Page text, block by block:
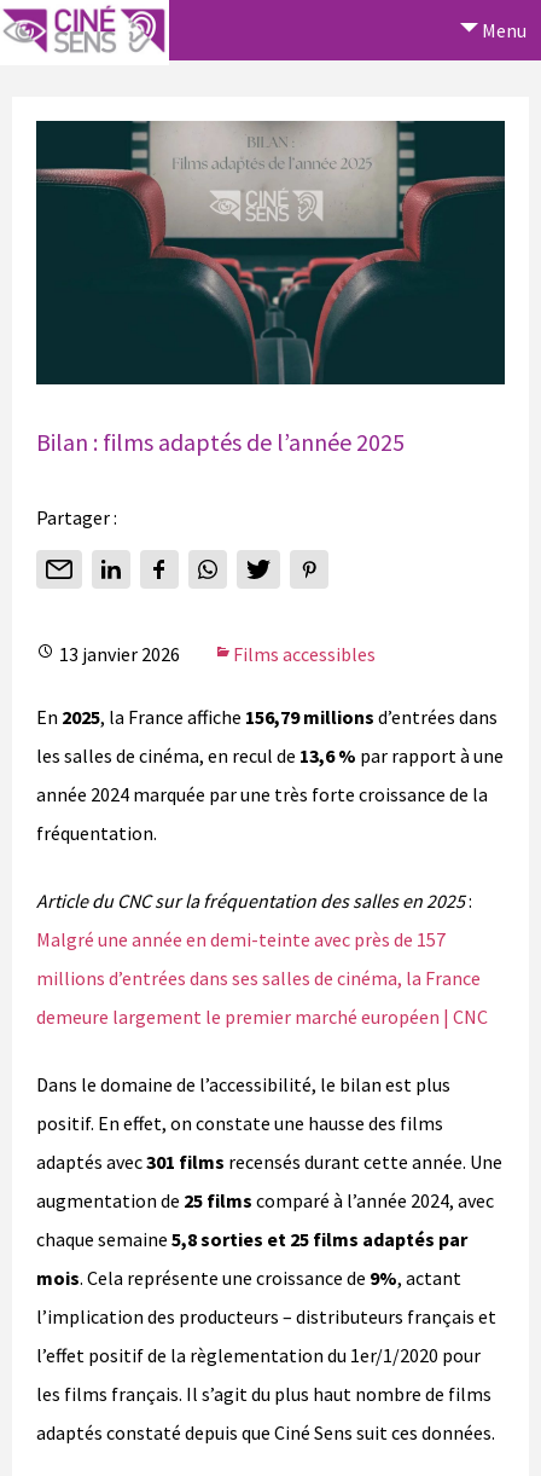
Menu
Bilan : films adaptés de l’année 2025
Partager :
13 janvier 2026 Films accessibles
En 2025, la France affiche 156,79 millions d’entrées dans
les salles de cinéma, en recul de 13,6 % par rapport à une
année 2024 marquée par une très forte croissance de la
fréquentation.
Article du CNC sur la fréquentation des salles en 2025:
Malgré une année en demi-teinte avec près de 157
millions d’entrées dans ses salles de cinéma, la France
demeure largement le premier marché européen | CNC
Dans le domaine de l’accessibilité, le bilan est plus
positif. En effet, on constate une hausse des films
adaptés avec301 films recensés durant cette année. Une
augmentation de 25 films comparé à l’année 2024, avec
chaque semaine 5,8 sorties et 25 films adaptés par
mois. Cela représente une croissance de 9%, actant
l’implication des producteurs – distributeurs français et
l’effet positif de la règlementation du 1er/1/2020 pour
les films français. Il s’agit du plus haut nombre de films
adaptés constaté depuis que Ciné Sens suit ces données.